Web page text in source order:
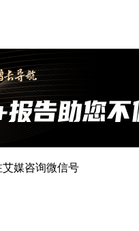
媒咨询微信号